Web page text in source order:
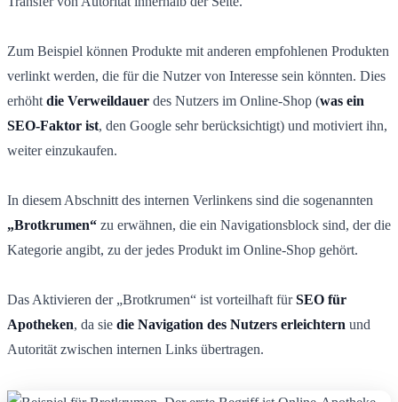
Zum Beispiel können Produkte mit anderen empfohlenen Produkten
verlinkt werden, die für die Nutzer von Interesse sein könnten. Dies
erhöht die Verweildauer des Nutzers im Online-Shop (was ein
SEO-Faktor ist, den Google sehr berücksichtigt) und motiviert ihn,
weiter einzukaufen.
In diesem Abschnitt des internen Verlinkens sind die sogenannten
„Brotkrumen“ zu erwähnen, die ein Navigationsblock sind, der die
Kategorie angibt, zu der jedes Produkt im Online-Shop gehört.
Das Aktivieren der „Brotkrumen“ ist vorteilhaft fürSEO für
Apotheken, da sie die Navigation des Nutzers erleichtern und
Autorität zwischen internen Links übertragen.